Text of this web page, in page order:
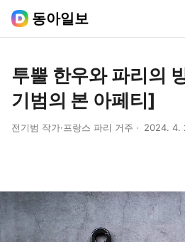
동아일보
투뿔 한우와 파리의
기범의 본 아페티]
전기범 작가·프랑스 파리 거주 2024. 4.